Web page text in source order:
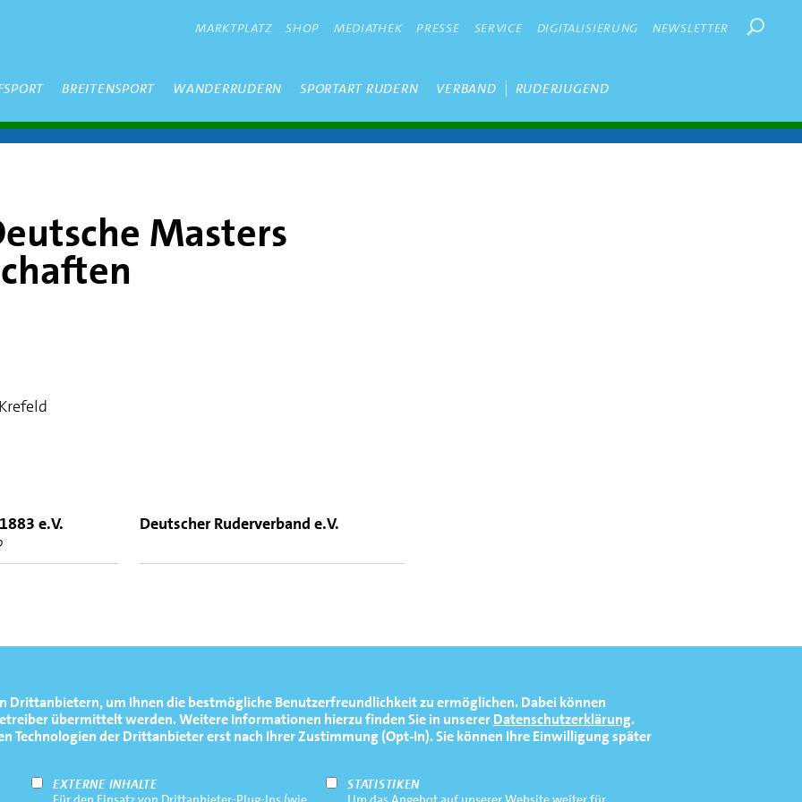
Drittanbietern, um Ihnen die bestmögliche Benutzerfreundlichkeit zu ermöglichen. Dabei können
übermittelt werden. Weitere Informationen hierzu finden Sie in unsererDatenschutzerklärung.
Technologien der Drittanbieter erst nach Ihrer Zustimmung (Opt-In). Sie können Ihre Einwilligung später
EXTERNE INHALTE
STATISTIKEN
METANAVIGATION
MARKTPLATZ SHOP MEDIATHEK PRESSE SERVICE DIGITALISIERUNG NEWSLETTER
BREITENSPORT WANDERRUDERN SPORTART RUDERN VERBAND RUDERJUGEND
Masters
e.V. Deutscher Ruderverband e.V.